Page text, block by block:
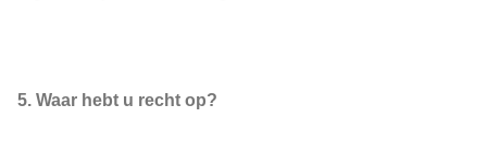
5. Waar hebt u recht op?